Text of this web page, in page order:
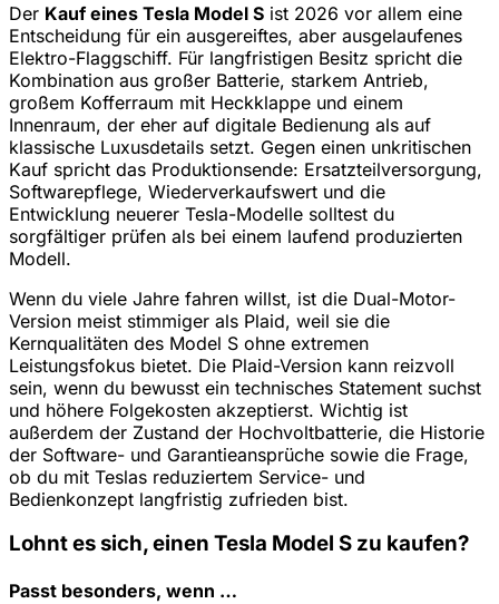
Der Kauf eines Tesla Model S ist 2026 vor allem eine
Entscheidung für ein ausgereiftes, aber ausgelaufenes
Elektro-Flaggschiff. Für langfristigen Besitz spricht die
Kombination aus großer Batterie, starkem Antrieb,
großem Kofferraum mit Heckklappe und einem
Innenraum, der eher auf digitale Bedienung als auf
klassische Luxusdetails setzt. Gegen einen unkritischen
Kauf spricht das Produktionsende: Ersatzteilversorgung,
Softwarepflege, Wiederverkaufswert und die
Entwicklung neuerer Tesla-Modelle solltest du
sorgfältiger prüfen als bei einem laufend produzierten
Modell.
Wenn du viele Jahre fahren willst, ist die Dual-Motor-
Version meist stimmiger als Plaid, weil sie die
Kernqualitäten des Model S ohne extremen
Leistungsfokus bietet. Die Plaid-Version kann reizvoll
sein, wenn du bewusst ein technisches Statement suchst
und höhere Folgekosten akzeptierst. Wichtig ist
außerdem der Zustand der Hochvoltbatterie, die Historie
der Software- und Garantieansprüche sowie die Frage,
ob du mit Teslas reduziertem Service- und
Bedienkonzept langfristig zufrieden bist.
Lohnt es sich, einen Tesla Model S zu kaufen?
Passt besonders, wenn …